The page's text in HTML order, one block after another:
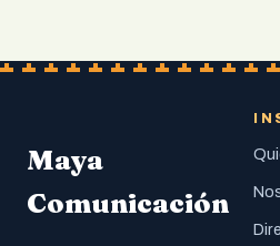
Maya
Comunicación